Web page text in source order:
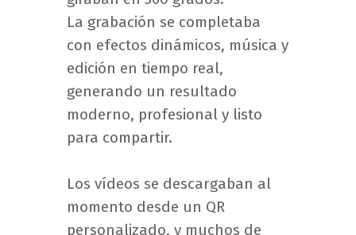
La grabación se completaba
con efectos dinámicos, música y
edición en tiempo real,
generando un resultado
moderno, profesional y listo
para compartir.
Los vídeos se descargaban al
momento desde un QR
personalizado, y muchos de